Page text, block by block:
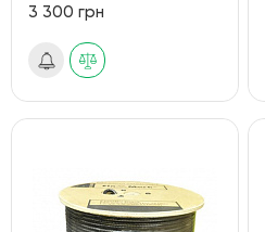
3 300 грн